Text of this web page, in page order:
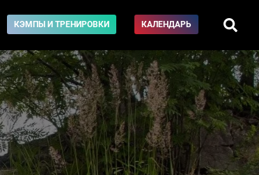
КЭМПЫ И ТРЕНИРОВКИ КАЛЕНДАРЬ